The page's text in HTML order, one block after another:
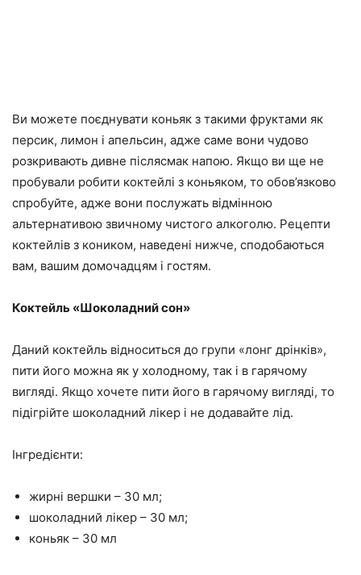
Ви можете поєднувати коньяк з такими фруктами як
персик, лимон і апельсин, адже саме вони чудово
розкривають дивне післясмак напою. Якщо ви ще не
пробували робити коктейлі з коньяком, то обов’язково
спробуйте, адже вони послужать відмінною
альтернативою звичному чистого алкоголю. Рецепти
коктейлів з коником, наведені нижче, сподобаються
вам, вашим домочадцям і гостям.
Коктейль «Шоколадний сон»
Даний коктейль відноситься до групи «лонг дрінків»,
пити його можна як у холодному, так і в гарячому
вигляді. Якщо хочете пити його в гарячому вигляді, то
підігрійте шоколадний лікер і не додавайте лід.
Інгредієнти:
жирні вершки – 30 мл;
шоколадний лікер – 30 мл;
коньяк – 30 мл